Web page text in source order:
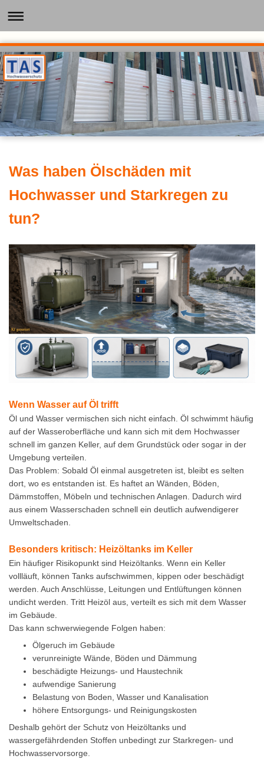
Was haben Ölschäden mit
Hochwasser und Starkregen zu
tun?
Wenn Wasser auf Öl trifft
Öl und Wasser vermischen sich nicht einfach. Öl schwimmt häufig
auf der Wasseroberfläche und kann sich mit dem Hochwasser
schnell im ganzen Keller, auf dem Grundstück oder sogar in der
Umgebung verteilen.
Das Problem: Sobald Öl einmal ausgetreten ist, bleibt es selten
dort, wo es entstanden ist. Es haftet an Wänden, Böden,
Dämmstoffen, Möbeln und technischen Anlagen. Dadurch wird
aus einem Wasserschaden schnell ein deutlich aufwendigerer
Umweltschaden.
Besonders kritisch: Heizöltanks im Keller
Ein häufiger Risikopunkt sind Heizöltanks. Wenn ein Keller
vollläuft, können Tanks aufschwimmen, kippen oder beschädigt
werden. Auch Anschlüsse, Leitungen und Entlüftungen können
undicht werden. Tritt Heizöl aus, verteilt es sich mit dem Wasser
im Gebäude.
Das kann schwerwiegende Folgen haben:
Ölgeruch im Gebäude
verunreinigte Wände, Böden und Dämmung
beschädigte Heizungs- und Haustechnik
aufwendige Sanierung
Belastung von Boden, Wasser und Kanalisation
höhere Entsorgungs- und Reinigungskosten
Deshalb gehört der Schutz von Heizöltanks und
wassergefährdenden Stoffen unbedingt zur Starkregen- und
Hochwasservorsorge.